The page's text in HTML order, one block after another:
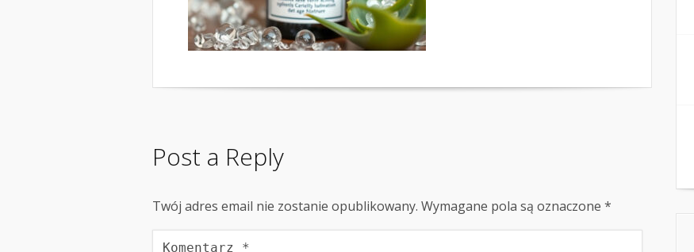
Post a Reply
Twój adres email nie zostanie opublikowany. Wymagane pola są oznaczone *